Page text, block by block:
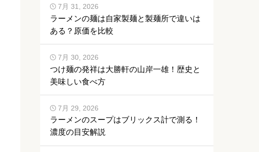
ラーメンの麺は自家製麺と製麺所で違いは
ある？原価を比較
7月 31, 2026
つけ麺の発祥は大勝軒の山岸一雄！歴史と
美味しい食べ方
7月 30, 2026
ラーメンのスープはブリックス計で測る！
濃度の目安解説
7月 29, 2026